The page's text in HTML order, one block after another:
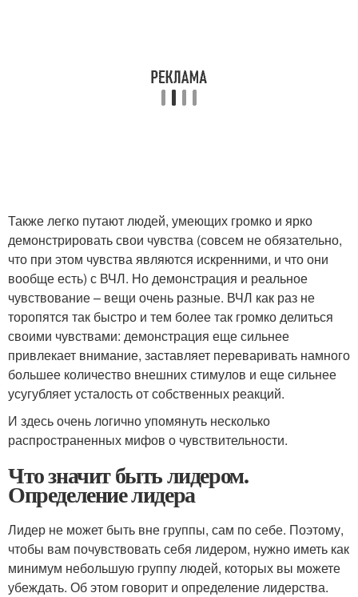
Также легко путают людей, умеющих громко и ярко
демонстрировать свои чувства (совсем не обязательно,
что при этом чувства являются искренними, и что они
вообще есть) с ВЧЛ. Но демонстрация и реальное
чувствование – вещи очень разные. ВЧЛ как раз не
торопятся так быстро и тем более так громко делиться
своими чувствами: демонстрация еще сильнее
привлекает внимание, заставляет переваривать намного
большее количество внешних стимулов и еще сильнее
усугубляет усталость от собственных реакций.
И здесь очень логично упомянуть несколько
распространенных мифов о чувствительности.
Что значит быть лидером.
Определение лидера
Лидер не может быть вне группы, сам по себе. Поэтому,
чтобы вам почувствовать себя лидером, нужно иметь как
минимум небольшую группу людей, которых вы можете
убеждать. Об этом говорит и определение лидерства.